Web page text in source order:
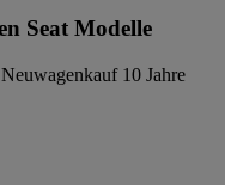
Seat Modelle
10 Jahre